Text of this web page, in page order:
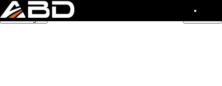
Snelle navigatie